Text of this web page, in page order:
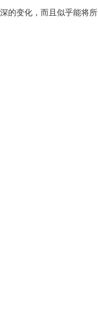
的变化，而且似乎能将所